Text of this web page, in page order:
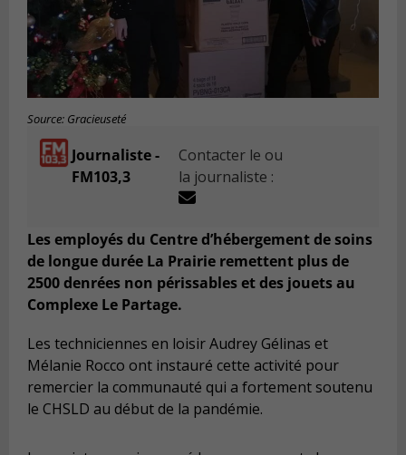
Source: Gracieuseté
Journaliste -
FM103,3
Contacter le ou
la journaliste :
Les employés du Centre d’hébergement de soins
de longue durée La Prairie remettent plus de
2500 denrées non périssables et des jouets au
Complexe Le Partage.
Les techniciennes en loisir Audrey Gélinas et
Mélanie Rocco ont instauré cette activité pour
remercier la communauté qui a fortement soutenu
le CHSLD au début de la pandémie.